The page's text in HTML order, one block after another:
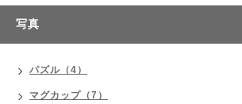
写真
パズル（4）
マグカップ（7）